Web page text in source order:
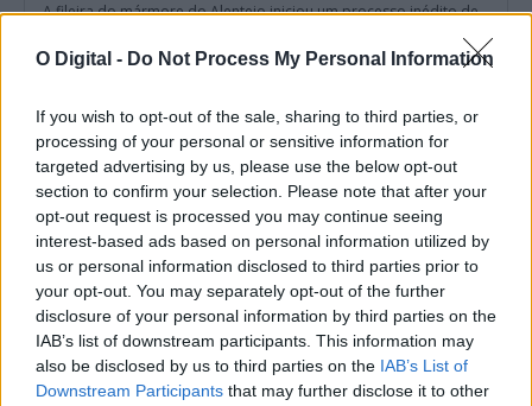
O Digital - Do Not Process My Personal Information
If you wish to opt-out of the sale, sharing to third parties, or
processing of your personal or sensitive information for
targeted advertising by us, please use the below opt-out
section to confirm your selection. Please note that after your
opt-out request is processed you may continue seeing
interest-based ads based on personal information utilized by
us or personal information disclosed to third parties prior to
your opt-out. You may separately opt-out of the further
disclosure of your personal information by third parties on the
IAB’s list of downstream participants. This information may
also be disclosed by us to third parties on the IAB’s List of
Downstream Participants that may further disclose it to other
A fileira do mármore do Alentejo iniciou um processo inédito de
4 Agosto, 2026 - 21:23